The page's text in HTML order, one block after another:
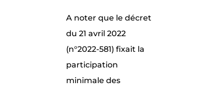
A noter que le décret
du 21 avril 2022
(n°2022-581) fixait la
participation
minimale des